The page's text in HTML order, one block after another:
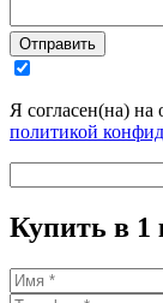
Отправить
Я согласен(на) на
политикой
Купить в 1